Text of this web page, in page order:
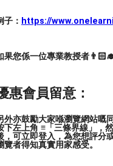
動
子： https://
果您係一位專業教授者
惠會員留意：
外亦鼓勵大家喺瀏覽網站嘅
下左上角 ≡「三條界線」，
，可立即登入，為您想評分
覽者得知真實用家感受。